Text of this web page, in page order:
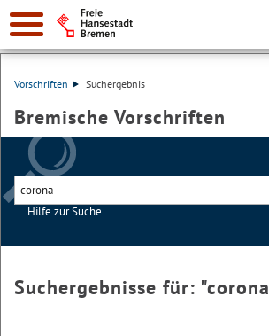
Vorschriften Suchergebnis
Bremische Vorschriften
Hilfe zur Suche
Suchergebnisse für: "corona